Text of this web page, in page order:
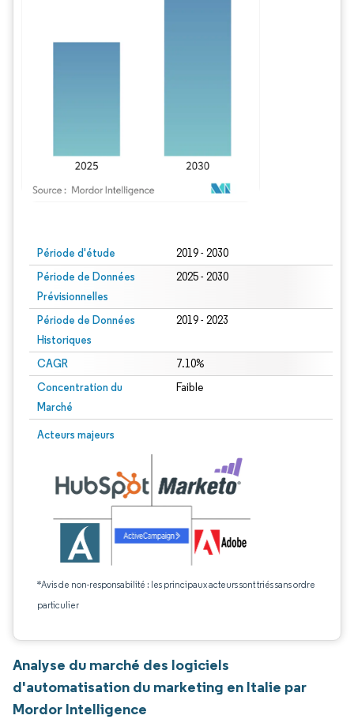
Période d'étude 2019 - 2030
Période de Données
Prévisionnelles
2025 - 2030
Période de Données
Historiques
2019 - 2023
CAGR 7.10%
Concentration du
Marché
Faible
Acteurs majeurs
*Avis de non-responsabilité : les principaux acteurs sont triés sans ordre
particulier
Analyse du marché des logiciels
d'automatisation du marketing en Italie par
Mordor Intelligence